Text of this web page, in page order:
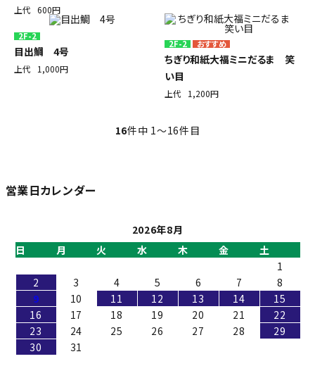
上代 600円
2F-2
目出鯛 4号
上代 1,000円
2F-2
ちぎり和紙大福ミニだるま 笑
い目
上代 1,200円
16件中 1〜16件目
営業日カレンダー
2026年8月
日
月 火 水 木 金
土
1
2
3 4 5 6 7
8
9
10 11 12 13 14
15
16
17 18 19 20 21
22
23
24 25 26 27 28
29
30
31